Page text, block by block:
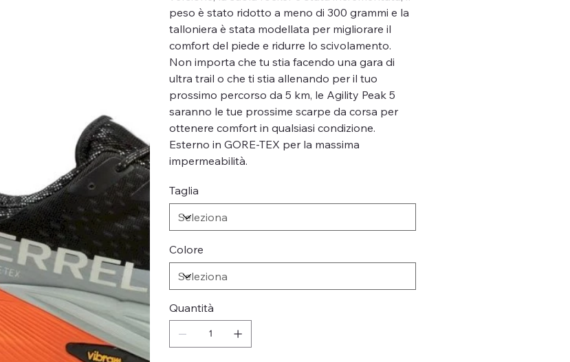
peso è stato ridotto a meno di 300 grammi e la
talloniera è stata modellata per migliorare il
comfort del piede e ridurre lo scivolamento.
Non importa che tu stia facendo una gara di
ultra trail o che ti stia allenando per il tuo
prossimo percorso da 5 km, le Agility Peak 5
saranno le tue prossime scarpe da corsa per
ottenere comfort in qualsiasi condizione.
Esterno in GORE-TEX per la massima
impermeabilità.
Taglia
Colore
Quantità